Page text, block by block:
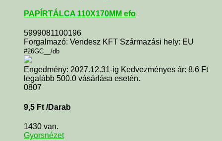
PAPÍRTÁLCA 110X170MM efo
5999081100196
Forgalmazó: Vendesz KFT Származási hely: EU
#26GC__/db
Engedmény: 2027.12.31-ig Kedvezményes ár: 8.6 Ft
legalább 500.0 vásárlása esetén.
0807
9,5 Ft /Darab
1430 van.
Gyorsnézet